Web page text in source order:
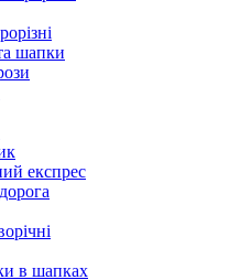
шапки
експрес
в шапках